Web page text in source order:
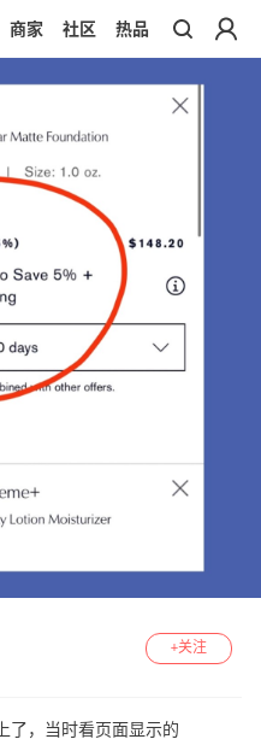
商家 社区 热品
+关注
了，当时看页面显示的